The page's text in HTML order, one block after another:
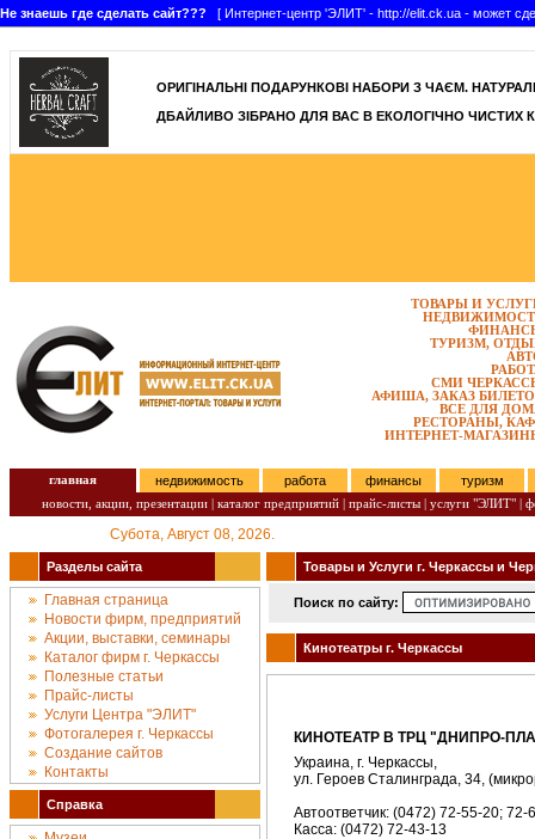
Не знаешь где сделать сайт??? [ Интернет-центр 'ЭЛИТ' - http://elit.ck.ua - может
]
ОРИГІНАЛЬНІ ПОДАРУНКОВІ НАБОРИ З ЧАЄМ.
ДБАЙЛИВО ЗІБРАНО ДЛЯ ВАС В ЕКОЛОГІЧНО ЧИСТИХ
ТОВАРЫ И
ТУРИЗМ,
СМИ
АФИША, ЗАКАЗ
ВСЕ ДЛЯ
РЕСТОРАНЫ,
ИНТЕРНЕТ-
главная недвижимость работа финансы
туризм
новости, акции, презентации | каталог предприятий | прайс-листы | услуги "ЭЛИТ" |
Субота, Август 08, 2026.
Разделы сайта
Главная страница
Новости фирм, предприятий
Акции, выставки, семинары
Каталог фирм г. Черкассы
Полезные статьи
Прайс-листы
Услуги Центра "ЭЛИТ"
Фотогалерея г. Черкассы
Создание сайтов
Контакты
Справка
Товары и Услуги г. Черкассы и
Поиск по сайту:
Кинотеатры г. Черкассы
КИНОТЕАТР В ТРЦ "ДНИПРО-
Украина, г. Черкассы,
ул. Героев Сталинграда, 34,
Автоответчик: (0472) 72-55-20; 72-
Касса: (0472) 72-43-13